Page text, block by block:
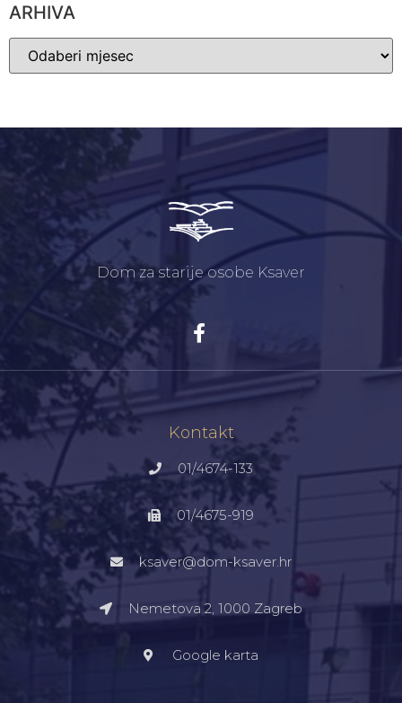
ARHIVA
Dom za starije osobe Ksaver
Kontakt
01/4674-133
01/4675-919
ksaver@dom-ksaver.hr
Nemetova 2, 1000 Zagreb​
Google karta